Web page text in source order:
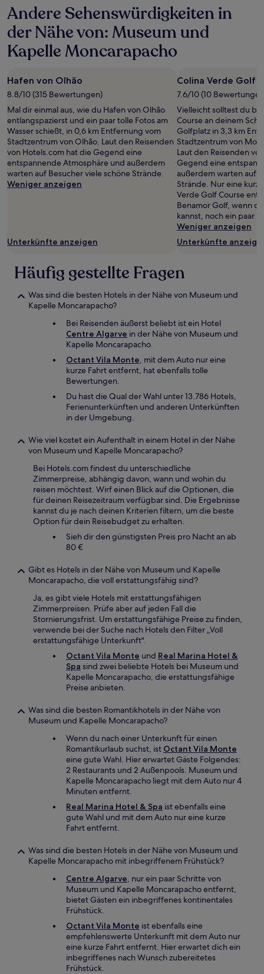
Andere Sehenswürdigkeiten in
der Nähe von: Museum und
Kapelle Moncarapacho
Hafen von Olhão
8.8/10 (315 Bewertungen)
Mal dir einmal aus, wie du Hafen von Olhão
entlangspazierst und ein paar tolle Fotos am
Wasser schießt, in 0,6 km Entfernung vom
Stadtzentrum von Olhão. Laut den Reisenden
von Hotels.com hat die Gegend eine
entspannende Atmosphäre und außerdem
warten auf Besucher viele schöne Strände.
Weniger anzeigen
Unterkünfte anzeigen
Colina Verde Golf
7.6/10 (10
Vielleicht solltest du
Course an deinem
Golfplatz in 3,3 km
Stadtzentrum von
Laut den Reisenden
Gegend eine
außerdem warten auf
Strände. Nur eine
Verde Golf Course
Benamor Golf, wenn
kannst, noch ein paar
Weniger anzeigen
Unterkünfte
Häufig gestellte Fragen
Was sind die besten Hotels in der Nähe von Museum und
Kapelle Moncarapacho?
Bei Reisenden äußerst beliebt ist ein Hotel
Centre Algarve in der Nähe von Museum und
Kapelle Moncarapacho.
Octant Vila Monte, mit dem Auto nur eine
kurze Fahrt entfernt, hat ebenfalls tolle
Bewertungen.
Du hast die Qual der Wahl unter 13.786 Hotels,
Ferienunterkünften und anderen Unterkünften
in der Umgebung.
Wie viel kostet ein Aufenthalt in einem Hotel in der Nähe
von Museum und Kapelle Moncarapacho?
Bei Hotels.com findest du unterschiedliche
Zimmerpreise, abhängig davon, wann und wohin du
reisen möchtest. Wirf einen Blick auf die Optionen, die
für deinen Reisezeitraum verfügbar sind. Die Ergebnisse
kannst du je nach deinen Kriterien filtern, um die beste
Option für dein Reisebudget zu erhalten.
Sieh dir den günstigsten Preis pro Nacht an ab
80 €
Gibt es Hotels in der Nähe von Museum und Kapelle
Moncarapacho, die voll erstattungsfähig sind?
Ja, es gibt viele Hotels mit erstattungsfähigen
Zimmerpreisen. Prüfe aber auf jeden Fall die
Stornierungsfrist. Um erstattungsfähige Preise zu finden,
verwende bei der Suche nach Hotels den Filter „Voll
erstattungsfähige Unterkunft".
Octant Vila Monte und Real Marina Hotel &
Spa sind zwei beliebte Hotels bei Museum und
Kapelle Moncarapacho, die erstattungsfähige
Preise anbieten.
Was sind die besten Romantikhotels in der Nähe von
Museum und Kapelle Moncarapacho?
Wenn du nach einer Unterkunft für einen
Romantikurlaub suchst, ist Octant Vila Monte
eine gute Wahl. Hier erwartet Gäste Folgendes:
2 Restaurants und 2 Außenpools. Museum und
Kapelle Moncarapacho liegt mit dem Auto nur 4
Minuten entfernt.
Real Marina Hotel & Spa ist ebenfalls eine
gute Wahl und mit dem Auto nur eine kurze
Fahrt entfernt.
Was sind die besten Hotels in der Nähe von Museum und
Kapelle Moncarapacho mit inbegriffenem Frühstück?
Centre Algarve, nur ein paar Schritte von
Museum und Kapelle Moncarapacho entfernt,
bietet Gästen ein inbegriffenes kontinentales
Frühstück.
Octant Vila Monte ist ebenfalls eine
empfehlenswerte Unterkunft mit dem Auto nur
eine kurze Fahrt entfernt. Hier erwartet dich ein
inbegriffenes nach Wunsch zubereitetes
Frühstück.